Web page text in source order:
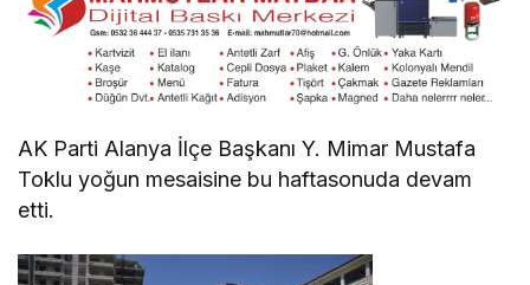
AK Parti Alanya İlçe Başkanı Y. Mimar Mustafa
Toklu yoğun mesaisine bu haftasonuda devam
etti.